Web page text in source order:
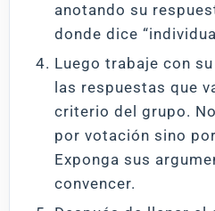
anotando su
donde dice
Luego trabaje con
las respuestas que
criterio del grupo.
por votación sino
Exponga sus
convencer.